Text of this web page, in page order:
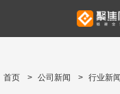
首页 > 公司新闻 > 行业新闻